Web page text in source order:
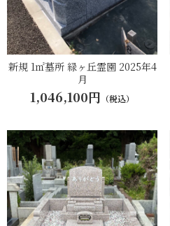
新規 1㎡墓所 緑ヶ丘霊園 2025年4
月
1,046,100円 （税込）